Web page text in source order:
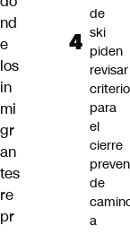
nd
e
los
in
mi
gr
an
tes
re
pr
de
ski
piden
revisar
para
el
cierre
de
a